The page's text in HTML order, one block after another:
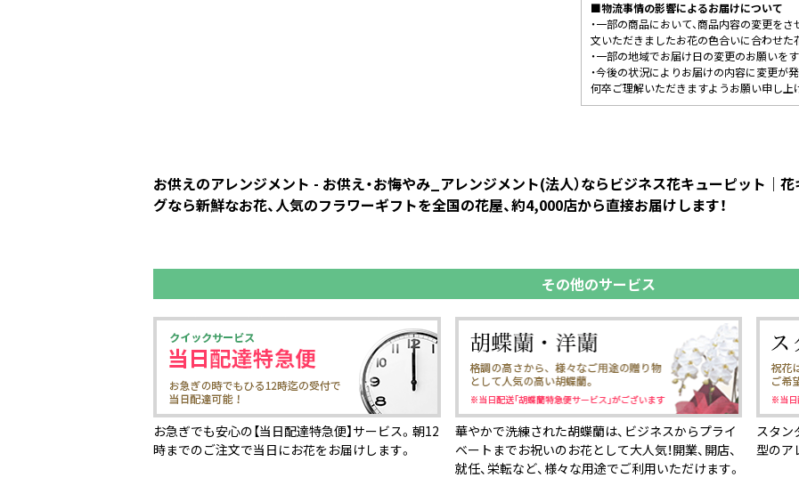
■物流事情の影響によるお届けについて
・一部の商品において、商品内容の変更を
文いただきましたお花の色合いに合わせた
・一部の地域でお届け日の変更のお願いを
・今後の状況によりお届けの内容に変更が
何卒ご理解いただきますようお願い申し上
お供えのアレンジメント - お供え・お悔やみ_アレンジメント(法人）ならビジネス花キューピット｜
グなら新鮮なお花、人気のフラワーギフトを全国の花屋、約4,000店から直接お届けします！
その他のサービス
お急ぎでも安心の【当日配達特急便】サービス。朝12
時までのご注文で当日にお花をお届けします。
華やかで洗練された胡蝶蘭は、ビジネスからプライ
ベートまでお祝いのお花として大人気！開業、開店、
就任、栄転など、様々な用途でご利用いただけます。
スタン
型のア